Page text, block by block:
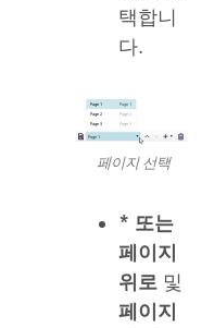
택합니
다.
페이지 선택
* 또는
페이지
위로 및
페이지